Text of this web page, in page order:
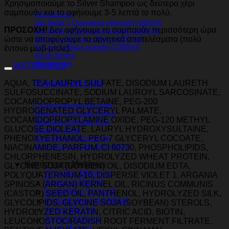
Pepti Boost
Set Seda y Queratina pequeño (500ml)
Set Seda y Queratina grande (1000ml)
Set pequeño sin sulfatos (500 ml)
Set sin sulfatos grande (1000ml)
Kit de timbre
Set de viaje
Cuidado del color
Cromomáscara de plata
Máscara cromada Cobre
Máscara cromada Rojo
Champú Plata
Cromomáscara marrón
Máscara cromada Azul-Negro
Κατάσταση Μαλλιών
Απώλεια Μαλλιών
Βαμμένα Μαλλιά
Ευαίσθητο Τριχωτό
Κατεστραμμένα Μαλλιά
Λεπτά Μαλλιά
Λιπαρά Μαλλιά
Χρησιμοποιούμε το Silver Shampoo ως δεύτερο χέρι
σαμπουάν και το αφήνουμε 3-5 λεπτά το πολύ.
ΠΡΟΣΟΧΗ!Δεν αφήνουμε το σαμπουάν περισσότερη ώρα
ώστε να αποφύγουμε τα αρνητικά αποτελέσματα (πολύ
έντονο μωβ-μπλε).
MATERIALES
AQUA, TEA-LAURYL SULFATE, DISODIUM LAURETH
SULFOSUCCINATE, SODIUM LAUROYL SARCOSINATE,
COCAMIDOPROPYL BETAINE, PEG-200
HYDROGENATED GLYCERYL PALMATE,
COCAMIDOPROPYLAMINE OXIDE, PEG-120 METHYL
GLUCOSE DIOLEATE, LAURYL HYDROXYSULTAINE,
PHENOXYETHANOL, PEG-7 GLYCERYL COCOATE,
NIACINAMIDE, PARFUM, CI 60730, PHOSPHOLIPIDS,
CHLORPHENESIN, HYDROLYZED WHEAT PROTEIN,
GLYCINE SOJA (SOYBEN) OIL, DISODIUM EDTA,
POLYQUATERNIUM-10, DISPERSE VIOLET 1, ARGANIA
SPINOSA (ARGAN) KERNEL OIL, RICINUS COMMUNIS
(CASTOR) SEED OIL, PANTHENOL, HYDROLYZED SILK,
GLYCOLIPIDS, GLYCINE SOJA (SOYBEAN) STEROLS,
HYDROLYZED KERATIN, CITRIC ACID, BIOTIN,
LEUCONOSTOC/RADISH ROOT FERMENT FILTRATE,